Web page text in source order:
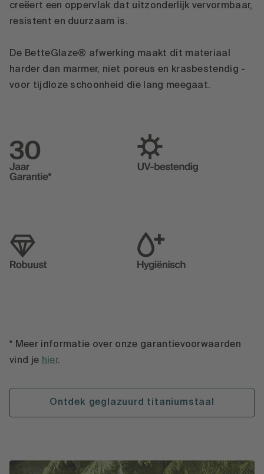
creëert een oppervlak dat uitzonderlijk vervormbaar,
resistent en duurzaam is.
De BetteGlaze® afwerking maakt dit materiaal
harder dan marmer, niet poreus en krasbestendig -
voor tijdloze schoonheid die lang meegaat.
* Meer informatie over onze garantievoorwaarden
vind je hier.
Ontdek geglazuurd titaniumstaal